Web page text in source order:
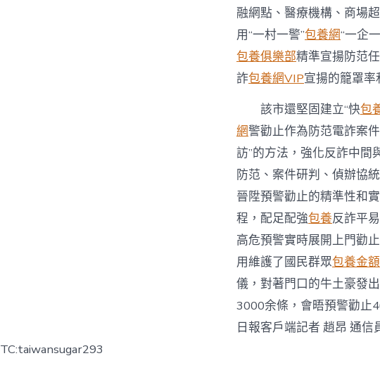
融網點、醫療機構、商場
用“一村一警”包養網“一企
包養俱樂部精準宣揚防范
詐包養網VIP宣揚的籠罩
該市還堅固建立“快包
網警勸止作為防范電詐案
訪”的方法，強化反詐中間
防范、案件研判、偵辦協
晉陞預警勸止的精準性和
程，配足配強包養反詐平
高危預警實時展開上門勸
用維護了國民群眾包養金額
儀，對著門口的牛土豪發
3000余條，會晤預警勸止
日報客戶端記者 趙昂 通信
TC:taiwansugar293